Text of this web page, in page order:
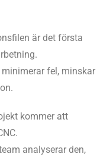
är det första
fel, minskar
kommer att
analyserar den,